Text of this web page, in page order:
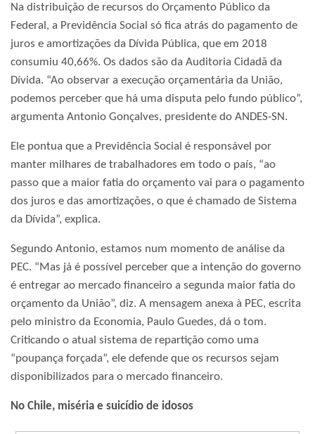
Na distribuição de recursos do Orçamento Público da
Federal, a Previdência Social só fica atrás do pagamento de
juros e amortizações da Dívida Pública, que em 2018
consumiu 40,66%. Os dados são da Auditoria Cidadã da
Dívida. “Ao observar a execução orçamentária da União,
podemos perceber que há uma disputa pelo fundo público”,
argumenta Antonio Gonçalves, presidente do ANDES-SN.
Ele pontua que a Previdência Social é responsável por
manter milhares de trabalhadores em todo o país, “ao
passo que a maior fatia do orçamento vai para o pagamento
dos juros e das amortizações, o que é chamado de Sistema
da Dívida”, explica.
Segundo Antonio, estamos num momento de análise da
PEC. “Mas já é possível perceber que a intenção do governo
é entregar ao mercado financeiro a segunda maior fatia do
orçamento da União”, diz. A mensagem anexa à PEC, escrita
pelo ministro da Economia, Paulo Guedes, dá o tom.
Criticando o atual sistema de repartição como uma
“poupança forçada”, ele defende que os recursos sejam
disponibilizados para o mercado financeiro.
No Chile, miséria e suicídio de idosos